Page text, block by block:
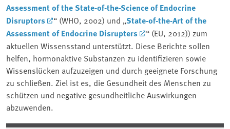
Assessment of the State-of-the-Science of Endocrine
Disruptors
“ (WHO, 2002) und „State-of-the-Art of the
Assessment of Endocrine Disrupters
“ (EU, 2012)) zum
aktuellen Wissensstand unterstützt. Diese Berichte sollen
helfen, hormonaktive Substanzen zu identifizieren sowie
Wissenslücken aufzuzeigen und durch geeignete Forschung
zu schließen. Ziel ist es, die Gesundheit des Menschen zu
schützen und negative gesundheitliche Auswirkungen
abzuwenden.